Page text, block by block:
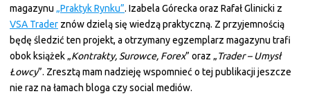
magazynu „Praktyk Rynku”. Izabela Górecka oraz Rafał Glinicki z
VSA Trader znów dzielą się wiedzą praktyczną. Z przyjemnością
będę śledzić ten projekt, a otrzymany egzemplarz magazynu trafi
obok książek „Kontrakty, Surowce, Forex” oraz „Trader – Umysł
Łowcy”. Zresztą mam nadzieję wspomnieć o tej publikacji jeszcze
nie raz na łamach bloga czy social mediów.